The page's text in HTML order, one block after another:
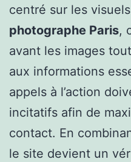
centré sur les
photographe Paris,
avant les images
aux informations
appels à l’action
incitatifs afin de
contact. En
le site devient un